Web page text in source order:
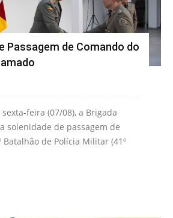
Passagem de Comando do
feira (07/08), a Brigada
solenidade de passagem de
Batalhão de Polícia Militar (41º